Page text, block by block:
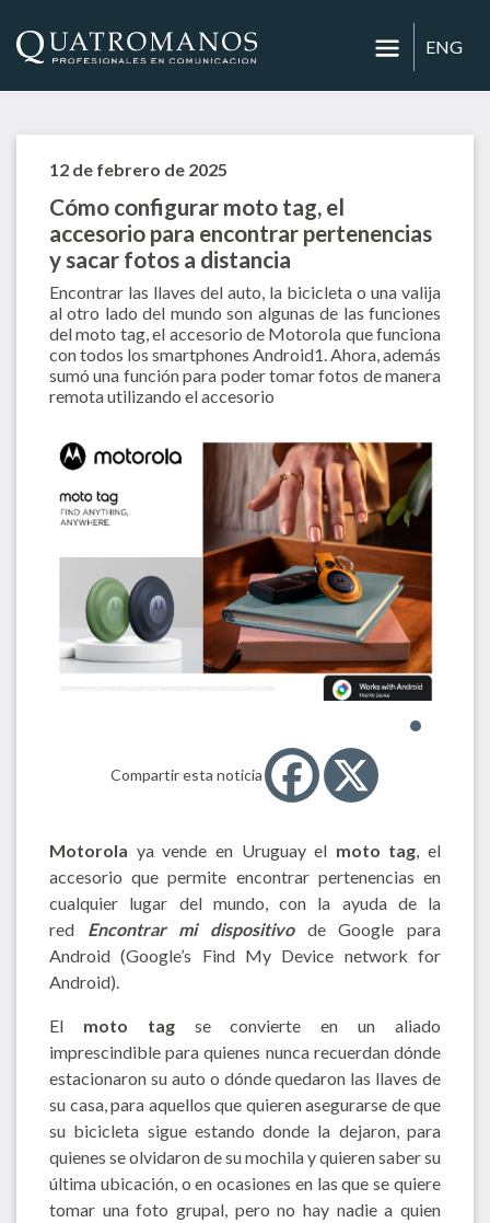
ENG
12 de febrero de 2025
Cómo configurar moto tag, el
accesorio para encontrar pertenencias
y sacar fotos a distancia
Encontrar las llaves del auto, la bicicleta o una valija
al otro lado del mundo son algunas de las funciones
del moto tag, el accesorio de Motorola que funciona
con todos los smartphones Android1. Ahora, además
sumó una función para poder tomar fotos de manera
remota utilizando el accesorio
Compartir esta noticia
Motorola ya vende en Uruguay el moto tag, el
accesorio que permite encontrar pertenencias en
cualquier lugar del mundo, con la ayuda de la
red Encontrar mi dispositivode Google para
Android (Google’s Find My Device network for
Android).
El moto tagse convierte en un aliado
imprescindible para quienes nunca recuerdan dónde
estacionaron su auto o dónde quedaron las llaves de
su casa, para aquellos que quieren asegurarse de que
su bicicleta sigue estando donde la dejaron, para
quienes se olvidaron de su mochila y quieren saber su
última ubicación, o en ocasiones en las que se quiere
tomar una foto grupal, pero no hay nadie a quien